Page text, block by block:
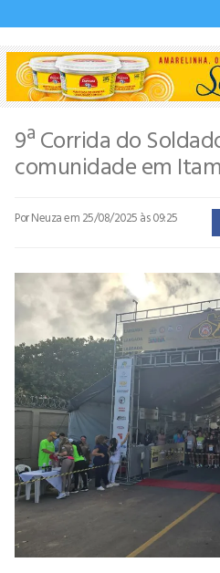
9ª Corrida do
comunidade em
Por Neuzaem 25/08/2025 às 09:25